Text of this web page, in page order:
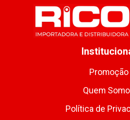
Promoção
Quem
Política de